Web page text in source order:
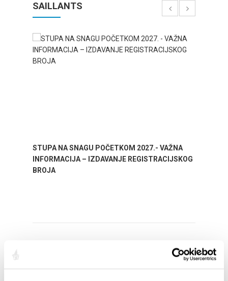
SAILLANTS
STUPA NA SNAGU POČETKOM 2027.- VAŽNA
INFORMACIJA – IZDAVANJE REGISTRACIJSKOG
BROJA